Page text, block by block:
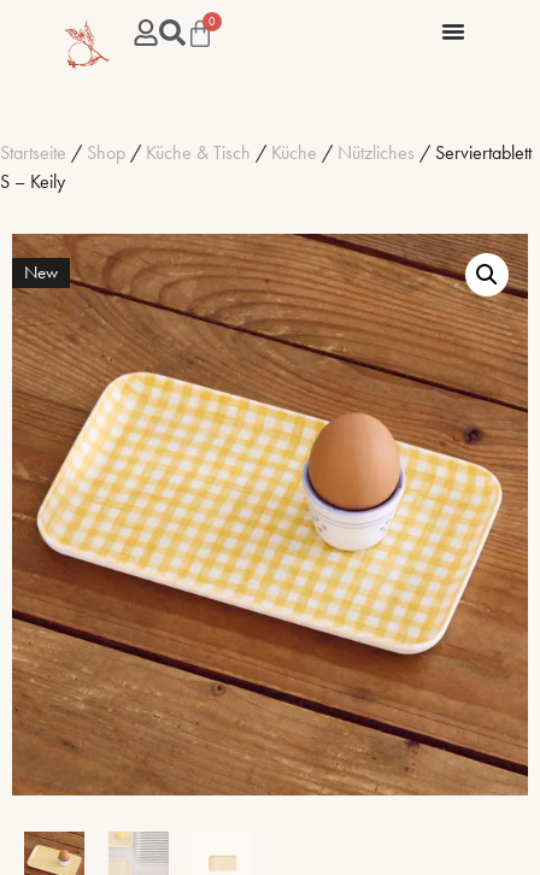
0
Startseite / Shop / Küche & Tisch / Küche / Nützliches / Serviertablett
S – Keily
New